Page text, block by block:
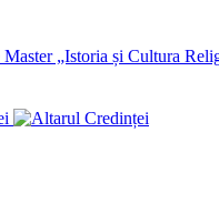
„Istoria și Cultura